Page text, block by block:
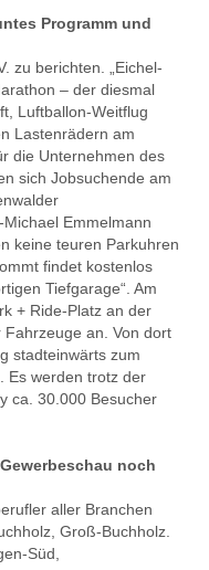
Programm und
zu berichten. „Eichel-
– der diesmal
Luftballon-Weitflug
Lastenrädern am
die Unternehmen des
sich Jobsuchende am
Emmelmann
keine teuren Parkuhren
findet kostenlos
Tiefgarage“. Am
+ Ride-Platz an der
an. Von dort
stadteinwärts zum
Es werden trotz der
ca. 30.000 Besucher
noch
aller Branchen
Groß-Buchholz.
Süd,